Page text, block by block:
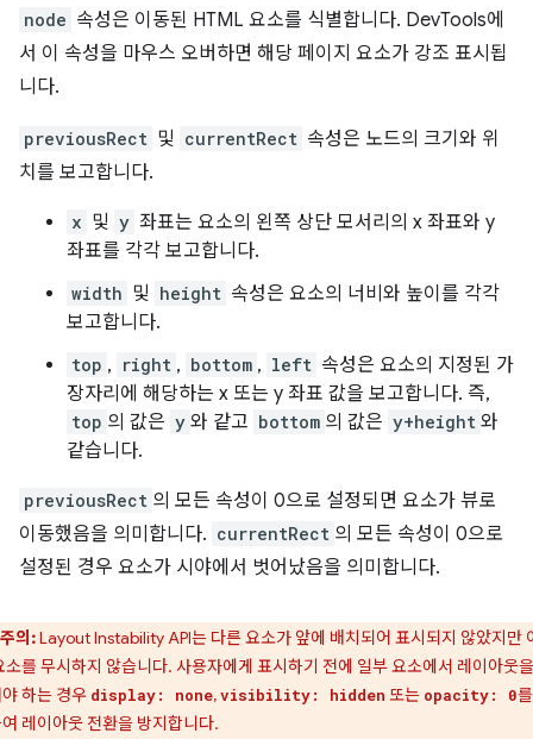
node 속성은 이동된 HTML 요소를 식별합니다. DevTools에
서 이 속성을 마우스 오버하면 해당 페이지 요소가 강조 표시됩
니다.
previousRect 및 currentRect 속성은 노드의 크기와 위
치를 보고합니다.
x 및 y 좌표는 요소의 왼쪽 상단 모서리의 x 좌표와 y
좌표를 각각 보고합니다.
width 및 height 속성은 요소의 너비와 높이를 각각
보고합니다.
top , right , bottom , left 속성은 요소의 지정된 가
장자리에 해당하는 x 또는 y 좌표 값을 보고합니다. 즉,
top 의 값은 y 와 같고 bottom 의 값은 y+height 와
같습니다.
previousRect 의 모든 속성이 0으로 설정되면 요소가 뷰로
이동했음을 의미합니다. currentRect 의 모든 속성이 0으로
설정된 경우 요소가 시야에서 벗어났음을 의미합니다.
주의:Layout Instability API는 다른 요소가 앞에 배치되어 표시되지 않았지만
소를 무시하지 않습니다. 사용자에게 표시하기 전에 일부 요소에서 레이아웃
하는 경우 display: none,visibility: hidden 또는 opacity: 0
레이아웃 전환을 방지합니다.